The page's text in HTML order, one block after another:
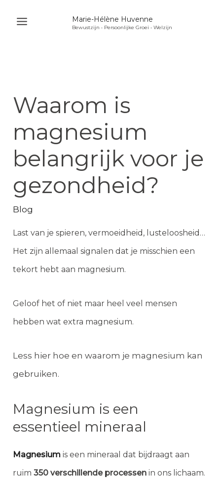
naar
Marie-Hélène Huvenne
Bewustzijn • Persoonlijke Groei • Welzijn
Waarom is
magnesium
belangrijk voor je
gezondheid?
Blog
Last van je spieren, vermoeidheid, lusteloosheid…
Het zijn allemaal signalen dat je misschien een
tekort hebt aan magnesium.
Geloof het of niet maar heel veel mensen
hebben wat extra magnesium.
Less hier hoe en waarom je magnesium kan
gebruiken.
Magnesium is een
essentieel mineraal
Magnesium is een mineraal dat bijdraagt aan
ruim350 verschillende processen in ons lichaam.